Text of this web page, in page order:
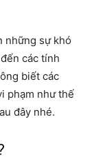
những sự khó
các tính
biết các
phạm như thế
đây nhé.